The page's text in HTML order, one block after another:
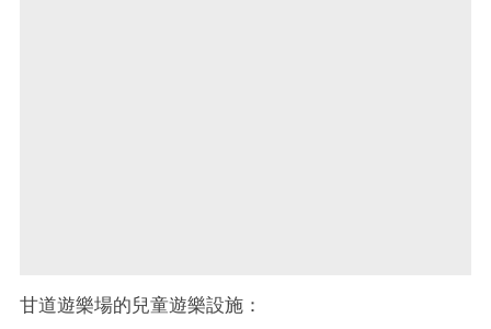
甘道遊樂場的兒童遊樂設施：